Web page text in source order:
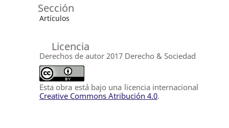
Sección
Artículos
Licencia
Derechos de autor 2017 Derecho & Sociedad
Esta obra está bajo una licencia internacional
Creative Commons Atribución 4.0.